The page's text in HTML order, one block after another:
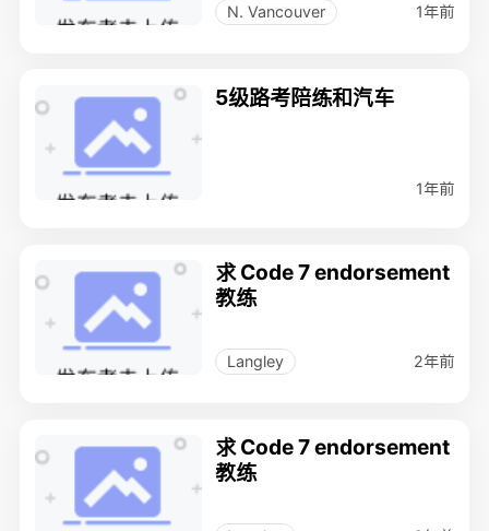
N. Vancouver 1年前
5级路考陪练和汽车
1年前
求 Code 7 endorsement
教练
Langley 2年前
求 Code 7 endorsement
教练